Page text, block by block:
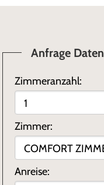
Anfrage Daten
Zimmeranzahl:
Zimmer:
Anreise: